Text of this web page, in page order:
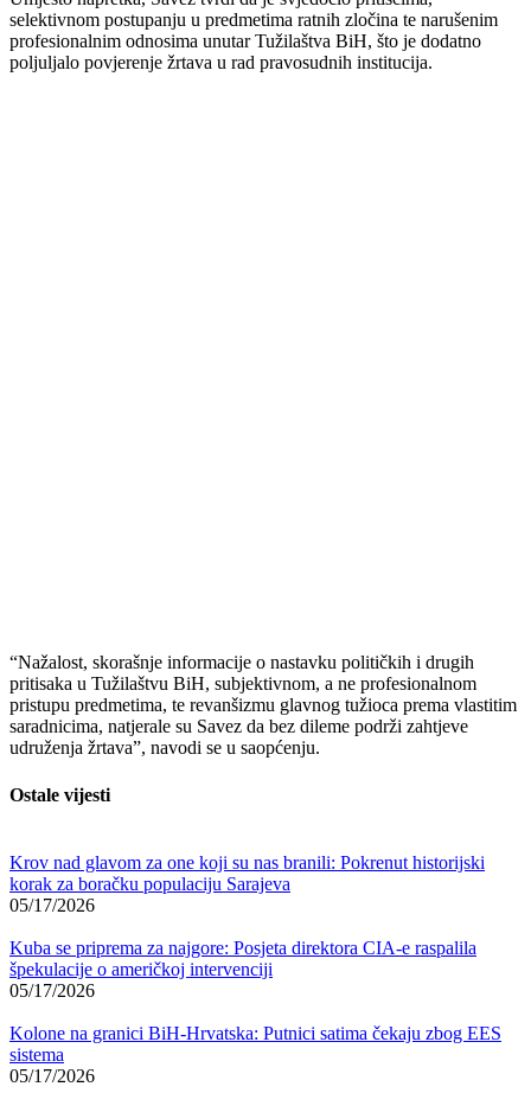
selektivnom postupanju u predmetima ratnih zločina te narušenim
profesionalnim odnosima unutar Tužilaštva BiH, što je dodatno
poljuljalo povjerenje žrtava u rad pravosudnih institucija.
“Nažalost, skorašnje informacije o nastavku političkih i drugih
pritisaka u Tužilaštvu BiH, subjektivnom, a ne profesionalnom
pristupu predmetima, te revanšizmu glavnog tužioca prema vlastitim
saradnicima, natjerale su Savez da bez dileme podrži zahtjeve
udruženja žrtava”, navodi se u saopćenju.
Ostale vijesti
Krov nad glavom za one koji su nas branili: Pokrenut historijski
korak za boračku populaciju Sarajeva
05/17/2026
Kuba se priprema za najgore: Posjeta direktora CIA-e raspalila
špekulacije o američkoj intervenciji
05/17/2026
Kolone na granici BiH-Hrvatska: Putnici satima čekaju zbog EES
sistema
05/17/2026